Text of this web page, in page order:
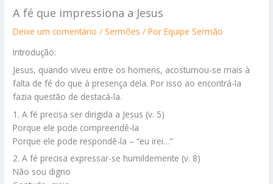
A fé que impressiona a Jesus
Deixe um comentário /Sermões / PorEquipe Sermão
Introdução:
Jesus, quando viveu entre os homens, acostumou-se mais à
falta de fé do que à presença dela. Por isso ao encontrá-la
fazia questão de destacá-la.
1. A fé precisa ser dirigida a Jesus (v. 5)
Porque ele pode compreendê-la
Porque ele pode respondê-la – “eu irei…”
2. A fé precisa expressar-se humildemente (v. 8)
Não sou digno